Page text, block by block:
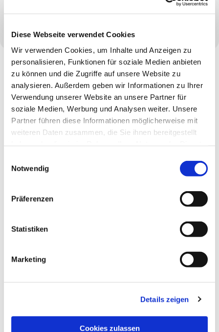
Diese Webseite verwendet Cookies
Wir verwenden Cookies, um Inhalte und Anzeigen zu
personalisieren, Funktionen für soziale Medien anbieten
zu können und die Zugriffe auf unsere Website zu
analysieren. Außerdem geben wir Informationen zu Ihrer
Verwendung unserer Website an unsere Partner für
soziale Medien, Werbung und Analysen weiter. Unsere
Partner führen diese Informationen möglicherweise mit
weiteren Daten zusammen, die Sie ihnen bereitgestellt
Notwendig
Präferenzen
Statistiken
Marketing
Details zeigen
Cookies zulassen
Diakonie im Kirchenkreis Lennep, Schulgasse
Wir sind Ansprechpartner:innen für Betroffene sowie deren
Angehörige und das soziale Umfeld.
Persönlich können Sie jeden Montag während der offenen
Sprechstunde von 15 bis 18 Uhr Einzelgespräche mit einem
Suchtberater wahrnehmen.